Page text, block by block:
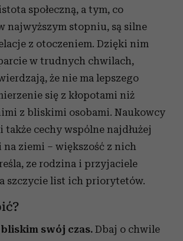
lub uzyskanymi podczas
usług.
społeczną, a tym, co
najwyższym stopniu, są silne
z otoczeniem. Dzięki nim
w trudnych chwilach,
że nie ma lepszego
się z kłopotami niż
z bliskimi osobami. Naukowcy
także cechy wspólne najdłużej
ziemi – większość z nich
ze rodzina i przyjaciele
szczycie list ich priorytetów.
swój czas. Dbaj o chwile